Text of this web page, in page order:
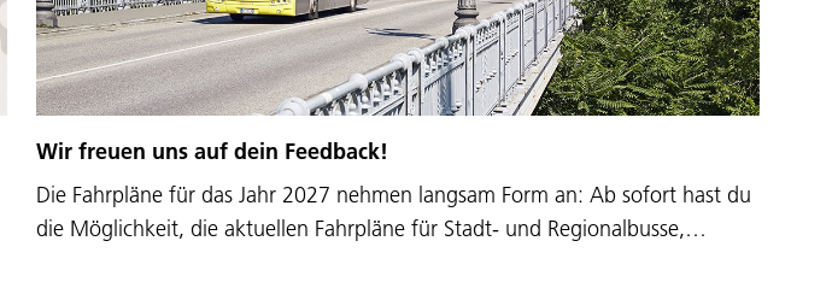
Wir freuen uns auf dein Feedback!
Die Fahrpläne für das Jahr 2027 nehmen langsam Form an: Ab sofort hast du
die Möglichkeit, die aktuellen Fahrpläne für Stadt- und Regionalbusse,…